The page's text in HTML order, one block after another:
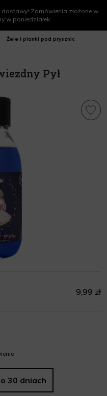
Zamówienia złożone w
w poniedziałek
Żele i pianki pod prysznic
Pył
9,99 zł
30 dniach